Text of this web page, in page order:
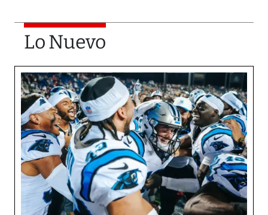
Lo Nuevo